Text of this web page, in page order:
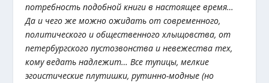
потребность подобной книги в настоящее время…
Да и чего же можно ожидать от современного,
политического и общественного хлыщовства, от
петербургского пустозвонства и невежества тех,
кому ведать надлежит… Все тупицы, мелкие
эгоистические плутишки, рутинно-модные (но